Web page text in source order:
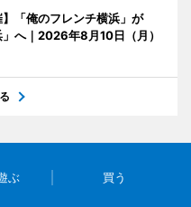
】「俺のフレンチ横浜」が
へ｜2026年8月10日（月）
ぶ 買う